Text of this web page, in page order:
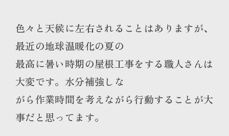
色々と天候に左右されることはありますが、
最近の地球温暖化の夏の
最高に暑い時期の屋根工事をする職人さんは
大変です。水分補強しな
がら作業時間を考えながら行動することが大
事だと思ってます。